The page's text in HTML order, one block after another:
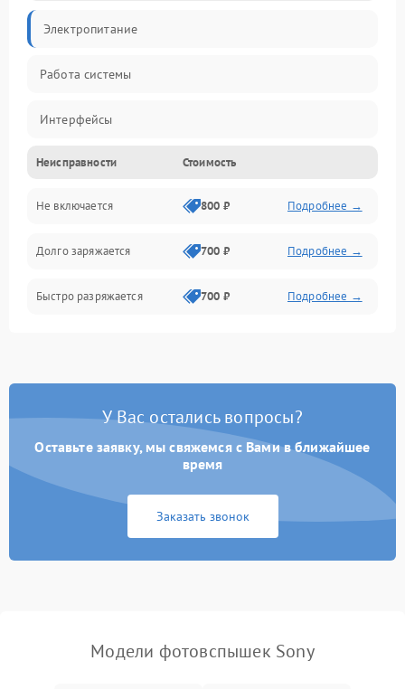
Электропитание
Работа системы
Интерфейсы
Электронные компоненты
Корпус/Герметичность
Неисправности Стоимость
Не включается 800 ₽ Подробнее →
Долго заряжается 700 ₽ Подробнее →
Быстро разряжается 700 ₽ Подробнее →
У Вас остались вопросы?
Оставьте заявку, мы свяжемся с Вами в ближайшее
время
Заказать звонок
Модели фотовспышек Sony